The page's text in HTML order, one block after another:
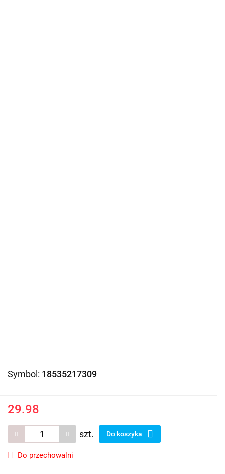
Symbol: 18535217309
29.98
szt. Do koszyka
Do przechowalni